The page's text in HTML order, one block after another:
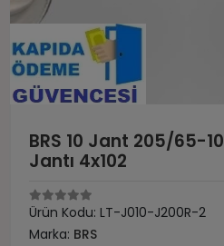
BRS 10 Jant 205/65-
Jantı 4x102
Ürün Kodu: LT-J010-J200R-2
Marka: BRS